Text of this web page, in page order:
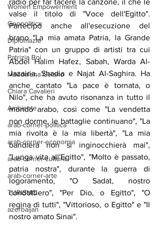
Women Empowerment
Geopolitica
Diplomazia
Patrizia Boi
Maddalena Celano
Chiara Cavalieri
Ambiente
arab-corner-politica
arab-corner-economia
arab-corner-cultura
arab-corner-arte
TURISMO
azerbaijan
radio per far tacere la canzone, il che le
valse il titolo di "Voce dell'Egitto".
Partecipò anche all'esecuzione del
brano "La mia amata Patria, la Grande
Patria" con un gruppo di artisti tra cui
Abdel Halim Hafez, Sabah, Warda Al-
Jazairia, Shadia e Najat Al-Saghira. Ha
anche cantato "La pace è tornata, o
Nilo", che ha avuto risonanza in tutto il
mondo arabo, così come "La vendetta
non dorme, le battaglie continuano", "La
mia rivolta è la mia libertà", "La mia
bandiera non si inginocchierà mai",
"Lunga vita all'Egitto", "Molto è passato,
patria nostra", durante la guerra di
logoramento, "O Sadat, nostro
condottiero", "Per Dio, o Egitto", "O
regina di tutti", "Vittorioso, o Egitto" e "Il
nostro amato Sinai".